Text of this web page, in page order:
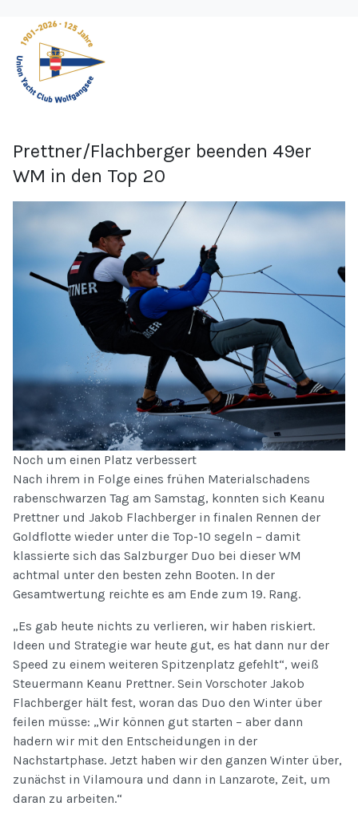
Prettner/Flachberger beenden 49er
WM in den Top 20
Noch um einen Platz verbessert
Nach ihrem in Folge eines frühen Materialschadens
rabenschwarzen Tag am Samstag, konnten sich Keanu
Prettner und Jakob Flachberger in finalen Rennen der
Goldflotte wieder unter die Top-10 segeln – damit
klassierte sich das Salzburger Duo bei dieser WM
achtmal unter den besten zehn Booten. In der
Gesamtwertung reichte es am Ende zum 19. Rang.
„Es gab heute nichts zu verlieren, wir haben riskiert.
Ideen und Strategie war heute gut, es hat dann nur der
Speed zu einem weiteren Spitzenplatz gefehlt“, weiß
Steuermann Keanu Prettner. Sein Vorschoter Jakob
Flachberger hält fest, woran das Duo den Winter über
feilen müsse: „Wir können gut starten – aber dann
hadern wir mit den Entscheidungen in der
Nachstartphase. Jetzt haben wir den ganzen Winter über,
zunächst in Vilamoura und dann in Lanzarote, Zeit, um
daran zu arbeiten.“